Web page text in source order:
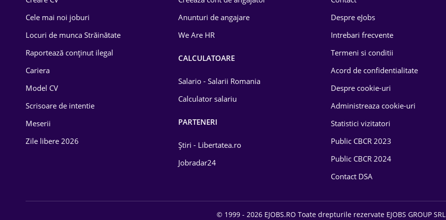
Drept
Educație / Training
Energetică
Farma
Cele mai noi joburi
Locuri de munca Străinătate
Raportează conținut ilegal
Cariera
Model CV
Scrisoare de intentie
Meserii
Zile libere 2026
Anunturi de angajare
We Are HR
CALCULATOARE
Salario - Salarii Romania
Calculator salariu
PARTENERI
Știri - Libertatea.ro
Jobradar24
Despre eJobs
Intrebari frecvente
Termeni si conditii
Acord de confidentialitate
Despre cookie-uri
Administreaza cookie-uri
Statistici vizitatori
Public CBCR 2023
Public CBCR 2024
Contact DSA
© 1999 - 2026 EJOBS.RO Toate drepturile rezervate EJOBS GROUP SRL